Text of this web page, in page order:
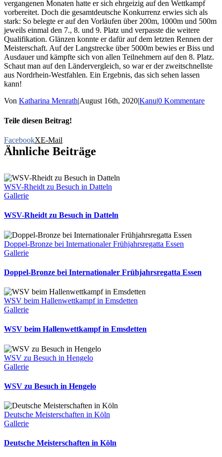
vergangenen Monaten hatte er sich ehrgeizig auf den Wettkampf
vorbereitet. Doch die gesamtdeutsche Konkurrenz erwies sich als
stark: So belegte er auf den Vorläufen über 200m, 1000m und 500m
jeweils einmal den 7., 8. und 9. Platz und verpasste die weitere
Qualifikation. Glänzen konnte er dafür auf dem letzten Rennen der
Meisterschaft. Auf der Langstrecke über 5000m bewies er Biss und
Ausdauer und kämpfte sich von allen Teilnehmern auf den 8. Platz.
Schaut man auf den Ländervergleich, so war er der zweitschnellste
aus Nordrhein-Westfahlen. Ein Ergebnis, das sich sehen lassen
kann!
Von Katharina Menrath|August 16th, 2020|Kanu|0 Kommentare
Teile diesen Beitrag!
FacebookXE-Mail
Ähnliche Beiträge
WSV-Rheidt zu Besuch in Datteln
Gallerie
WSV-Rheidt zu Besuch in Datteln
Doppel-Bronze bei Internationaler Frühjahrsregatta Essen
Gallerie
Doppel-Bronze bei Internationaler Frühjahrsregatta Essen
WSV beim Hallenwettkampf in Emsdetten
Gallerie
WSV beim Hallenwettkampf in Emsdetten
WSV zu Besuch in Hengelo
Gallerie
WSV zu Besuch in Hengelo
Deutsche Meisterschaften in Köln
Gallerie
Deutsche Meisterschaften in Köln